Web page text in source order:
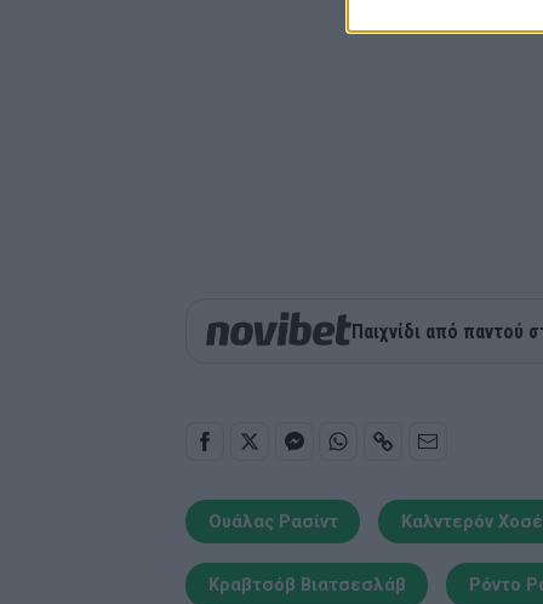
Παιχνίδι από παντού
Ουάλας Ρασίντ Καλντερόν Χοσέ
Κραβτσόβ Βιατσεσλάβ Ρόντο